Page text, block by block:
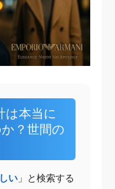
は本当に
？世間の
い 」と検索する